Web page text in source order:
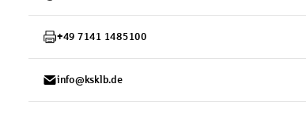
+49 7141 1485100
info@ksklb.de